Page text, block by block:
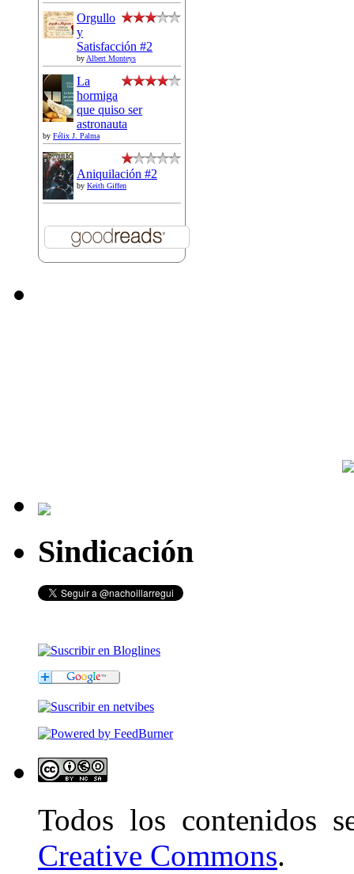
Orgullo
y
Satisfacción #2
by Albert Monteys
La
hormiga
que quiso ser
astronauta
by Félix J. Palma
Aniquilación #2
by Keith Giffen
Sindicación
Todos los contenidos
Creative Commons.